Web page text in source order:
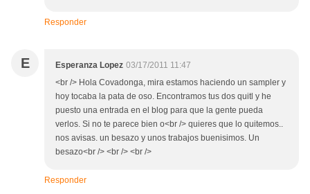
Responder
E Esperanza Lopez 03/17/2011 11:47
<br /> Hola Covadonga, mira estamos haciendo un sampler y
hoy tocaba la pata de oso. Encontramos tus dos quitl y he
puesto una entrada en el blog para que la gente pueda
verlos. Si no te parece bien o<br /> quieres que lo quitemos..
nos avisas. un besazo y unos trabajos buenisimos. Un
besazo<br /> <br /> <br />
Responder